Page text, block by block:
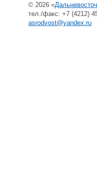
© 2026 «
тел./факс: +7 (4212)
asrodvost@yandex.ru